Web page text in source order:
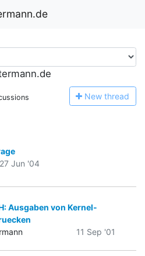
New thread
27 Jun '04
Ausgaben von Kernel-
11 Sep '01